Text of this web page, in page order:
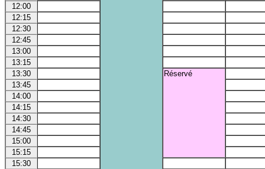
12:00
12:15
12:30
12:45
13:00
13:15
13:30
Réservé
13:45
14:00
14:15
14:30
14:45
15:00
15:15
15:30